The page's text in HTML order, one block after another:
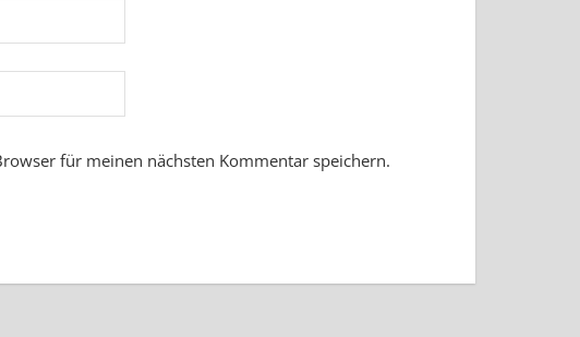
für meinen nächsten Kommentar speichern.